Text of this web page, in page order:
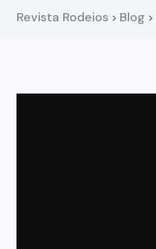
Revista Rodeios > Blog >